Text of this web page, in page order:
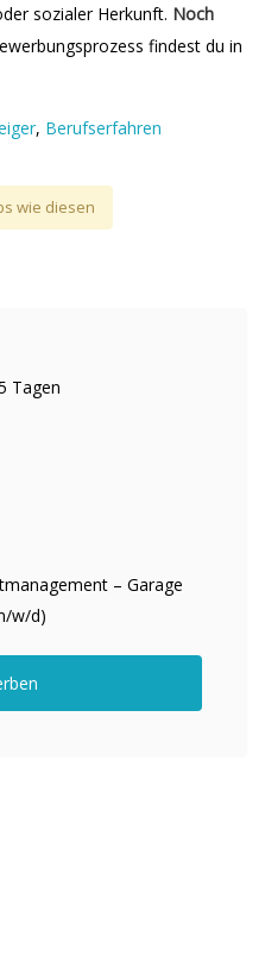
sozialer Herkunft. Noch
findest du in
, Berufserfahren
wie diesen
Tagen
– Garage
w/d)